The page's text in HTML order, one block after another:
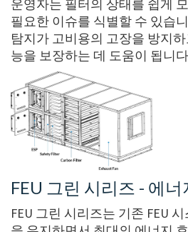
운영자는 필터의 상태를 쉽게
필요한 이슈를 식별할 수 있습
탐지가 고비용의 고장을 방지
능을 보장하는 데 도움이 됩니
FEU 그린 시리즈 - 에
FEU 그린 시리즈는 기존 FEU